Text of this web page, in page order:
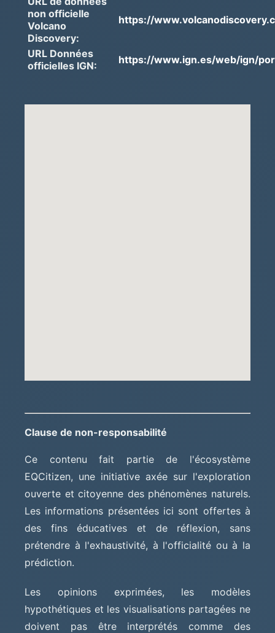
non officielle
Volcano
Discovery:
https://
URL Données
officielles IGN:
https://www.ign.es/web/ign/
Clause de non-responsabilité
Ce contenu fait partie de l'écosystème
EQCitizen, une initiative axée sur l'exploration
ouverte et citoyenne des phénomènes naturels.
Les informations présentées ici sont offertes à
des fins éducatives et de réflexion, sans
prétendre à l'exhaustivité, à l'officialité ou à la
prédiction.
Les opinions exprimées, les modèles
hypothétiques et les visualisations partagées ne
doivent pas être interprétés comme des